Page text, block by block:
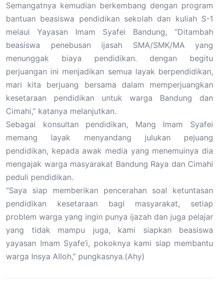
Semangatnya kemudian berkembang dengan program
bantuan beasiswa pendidikan sekolah dan kuliah S-1
melaui Yayasan Imam Syafei Bandung, “Ditambah
beasiswa penebusan ijasah SMA/SMK/MA yang
menunggak biaya pendidikan. dengan begitu
perjuangan ini menjadikan semua layak berpendidikan,
mari kita berjuang bersama dalam memperjuangkan
kesetaraan pendidikan untuk warga Bandung dan
Cimahi,” katanya melanjutkan.
Sebagai konsultan pendidikan, Mang Imam Syafei
memang layak menyandang julukan pejuang
pendidikan, kepada awak media yang menemuinya dia
mengajak warga masyarakat Bandung Raya dan Cimahi
peduli pendidikan.
“Saya siap memberikan pencerahan soal ketuntasan
pendidikan kesetaraan bagi masyarakat, setiap
problem warga yang ingin punya ijazah dan juga pelajar
yang tidak mampu juga, kami siapkan beasiswa
yayasan Imam Syafe’i, pokoknya kami siap membantu
warga Insya Alloh,” pungkasnya.(Ahy)